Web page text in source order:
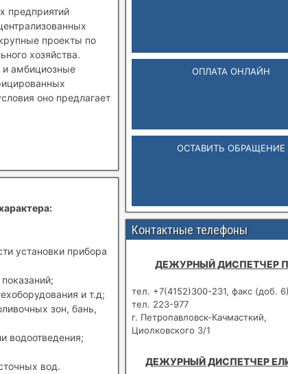
предприятий
проекты по
хозяйства.
и амбициозные
оно предлагает
установки прибора
и т.д;
зон, бань,
водоотведения;
вод.
ОПЛАТА ОНЛАЙН
ОСТАВИТЬ ОБРАЩЕНИЕ
Контактные телефоны
ДЕЖУРНЫЙ ДИСПЕТЧЕР
тел. +7(4152)300-231, факс (доб.
тел. 223-977
г. Петропавловск-Качмасткий,
Циолковского 3/1
ДЕЖУРНЫЙ ДИСПЕТЧЕР